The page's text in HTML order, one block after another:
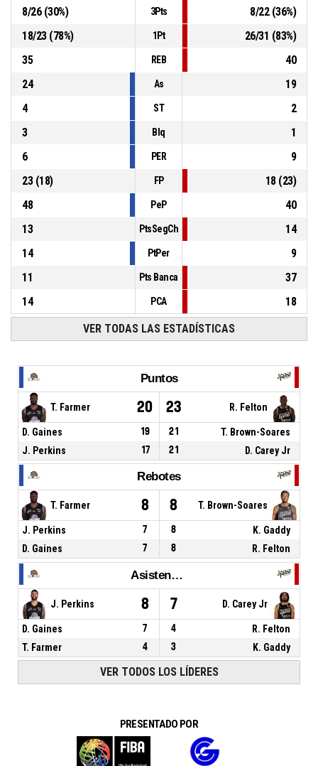
Tiempo muerto corto P4 00:16
8/26(30%) 3Pts 8/22(36%)
18/23(78%) 1Pt 26/31 (83%)
35
REB
40
24
As
19
4
ST
2
3
Blq
1
6
PER
9
23(18) FP 18(23)
48
PeP
40
13
PtsSegCh
14
14
PtPer
9
11
Pts Banca
37
14
PCA 18
VER TODAS LAS ESTADÍSTICAS
Puntos
T. Farmer 20 23 R. Felton
D. Gaines 19 21
T. Brown-Soares
J. Perkins
17 21 D. Carey Jr
Rebotes
T. Farmer 8 8 T. Brown-Soares
J. Perkins 7 8
K. Gaddy
D. Gaines
7 8 R. Felton
Asistencias
J. Perkins 8 7 D. Carey Jr
D. Gaines 7 4
R. Felton
T. Farmer
4 3 K. Gaddy
VER TODOS LOS LÍDERES
PRESENTADO POR